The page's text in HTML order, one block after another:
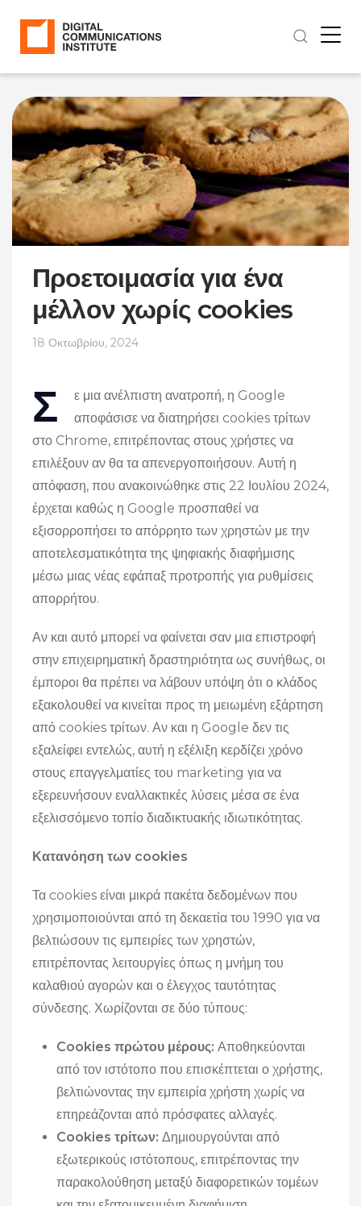
Προετοιμασία για ένα
μέλλον χωρίς cookies
18 Οκτωβρίου, 2024
Σ
ε μια ανέλπιστη ανατροπή, η Google
αποφάσισε να διατηρήσει cookies τρίτων
στο Chrome, επιτρέποντας στους χρήστες να
επιλέξουν αν θα τα απενεργοποιήσουν. Αυτή η
απόφαση, που ανακοινώθηκε στις 22 Ιουλίου 2024,
έρχεται καθώς η Google προσπαθεί να
εξισορροπήσει το απόρρητο των χρηστών με την
αποτελεσματικότητα της ψηφιακής διαφήμισης
μέσω μιας νέας εφάπαξ προτροπής για ρυθμίσεις
απορρήτου.
Αν και αυτό μπορεί να φαίνεται σαν μια επιστροφή
στην επιχειρηματική δραστηριότητα ως συνήθως, οι
έμποροι θα πρέπει να λάβουν υπόψη ότι ο κλάδος
εξακολουθεί να κινείται προς τη μειωμένη εξάρτηση
από cookies τρίτων. Αν και η Google δεν τις
εξαλείφει εντελώς, αυτή η εξέλιξη κερδίζει χρόνο
στους επαγγελματίες του marketing για να
εξερευνήσουν εναλλακτικές λύσεις μέσα σε ένα
εξελισσόμενο τοπίο διαδικτυακής ιδιωτικότητας.
Κατανόηση των cookies
Τα cookies είναι μικρά πακέτα δεδομένων που
χρησιμοποιούνται από τη δεκαετία του 1990 για να
βελτιώσουν τις εμπειρίες των χρηστών,
επιτρέποντας λειτουργίες όπως η μνήμη του
καλαθιού αγορών και ο έλεγχος ταυτότητας
σύνδεσης. Χωρίζονται σε δύο τύπους:
Cookies πρώτου μέρους: Αποθηκεύονται
από τον ιστότοπο που επισκέπτεται ο χρήστης,
βελτιώνοντας την εμπειρία χρήστη χωρίς να
επηρεάζονται από πρόσφατες αλλαγές.
Cookies τρίτων: Δημιουργούνται από
εξωτερικούς ιστότοπους, επιτρέποντας την
παρακολούθηση μεταξύ διαφορετικών τομέων